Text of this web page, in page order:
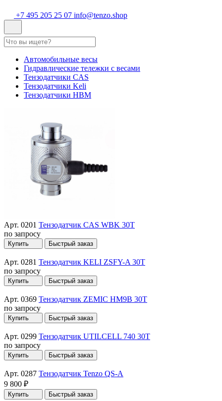
+7 495 205 25 07 info@tenzo.shop
Автомобильные весы
Гидравлические тележки с весами
Тензодатчики CAS
Тензодатчики Keli
Тензодатчики HBM
Арт. 0201 Тензодатчик CAS WBK 30T
по запросу
Купить Быстрый заказ
Арт. 0281 Тензодатчик KELI ZSFY-A 30T
по запросу
Купить Быстрый заказ
Арт. 0369 Тензодатчик ZEMIC HM9B 30T
по запросу
Купить Быстрый заказ
Арт. 0299 Тензодатчик UTILCELL 740 30T
по запросу
Купить Быстрый заказ
Арт. 0287 Тензодатчик Tenzo QS-A
9 800 ₽
Купить Быстрый заказ